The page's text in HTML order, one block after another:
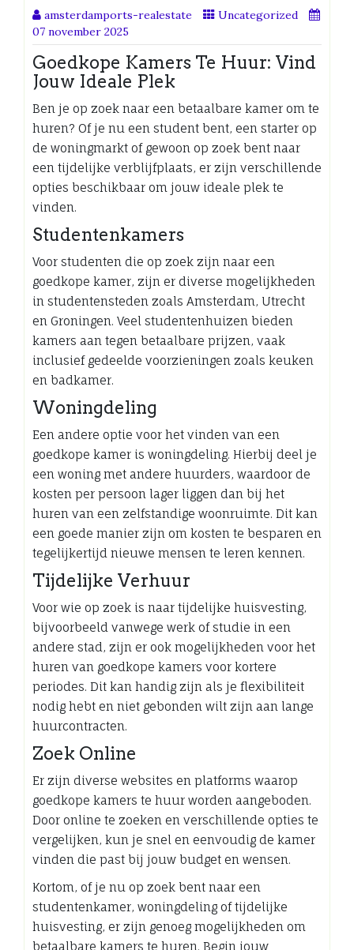
amsterdamports-realestate
Uncategorized
07 november 2025
Goedkope Kamers Te Huur: Vind
Jouw Ideale Plek
Ben je op zoek naar een betaalbare kamer om te
huren? Of je nu een student bent, een starter op
de woningmarkt of gewoon op zoek bent naar
een tijdelijke verblijfplaats, er zijn verschillende
opties beschikbaar om jouw ideale plek te
vinden.
Studentenkamers
Voor studenten die op zoek zijn naar een
goedkope kamer, zijn er diverse mogelijkheden
in studentensteden zoals Amsterdam, Utrecht
en Groningen. Veel studentenhuizen bieden
kamers aan tegen betaalbare prijzen, vaak
inclusief gedeelde voorzieningen zoals keuken
en badkamer.
Woningdeling
Een andere optie voor het vinden van een
goedkope kamer is woningdeling. Hierbij deel je
een woning met andere huurders, waardoor de
kosten per persoon lager liggen dan bij het
huren van een zelfstandige woonruimte. Dit kan
een goede manier zijn om kosten te besparen en
tegelijkertijd nieuwe mensen te leren kennen.
Tijdelijke Verhuur
Voor wie op zoek is naar tijdelijke huisvesting,
bijvoorbeeld vanwege werk of studie in een
andere stad, zijn er ook mogelijkheden voor het
huren van goedkope kamers voor kortere
periodes. Dit kan handig zijn als je flexibiliteit
nodig hebt en niet gebonden wilt zijn aan lange
huurcontracten.
Zoek Online
Er zijn diverse websites en platforms waarop
goedkope kamers te huur worden aangeboden.
Door online te zoeken en verschillende opties te
vergelijken, kun je snel en eenvoudig de kamer
vinden die past bij jouw budget en wensen.
Kortom, of je nu op zoek bent naar een
studentenkamer, woningdeling of tijdelijke
huisvesting, er zijn genoeg mogelijkheden om
betaalbare kamers te huren. Begin jouw